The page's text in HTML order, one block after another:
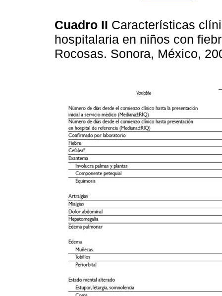
Cuadro II Características
hospitalaria en niños con
Rocosas. Sonora, México,